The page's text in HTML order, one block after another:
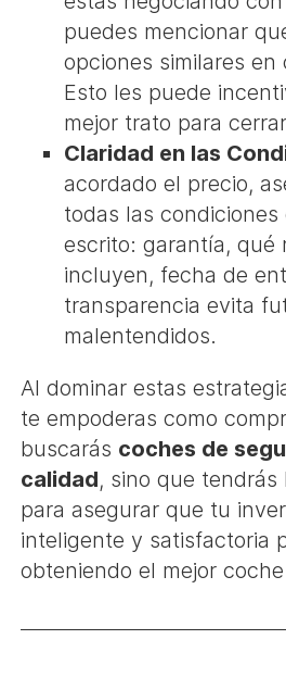
puedes mencionar
opciones similares en
Esto les puede
mejor trato para
Claridad en las
acordado el precio,
todas las
escrito: garantía, qué
incluyen, fecha de
transparencia evita
malentendidos.
Al dominar estas
te empoderas como
buscarás coches de
calidad, sino que tendrás
para asegurar que tu
inteligente y satisfactoria
obteniendo el mejor